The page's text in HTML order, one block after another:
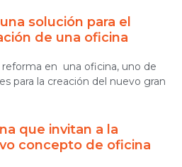
solución para el
de una oficina
reforma en una oficina, uno de
para la creación del nuevo gran
que invitan a la
concepto de oficina